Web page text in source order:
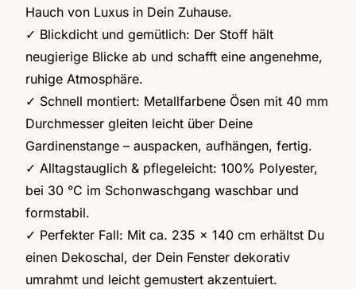
Hauch von Luxus in Dein Zuhause.
✓ Blickdicht und gemütlich: Der Stoff hält
neugierige Blicke ab und schafft eine angenehme,
ruhige Atmosphäre.
✓ Schnell montiert: Metallfarbene Ösen mit 40 mm
Durchmesser gleiten leicht über Deine
Gardinenstange – auspacken, aufhängen, fertig.
✓ Alltagstauglich & pflegeleicht: 100% Polyester,
bei 30 °C im Schonwaschgang waschbar und
formstabil.
✓ Perfekter Fall: Mit ca. 235 x 140 cm erhältst Du
einen Dekoschal, der Dein Fenster dekorativ
umrahmt und leicht gemustert akzentuiert.